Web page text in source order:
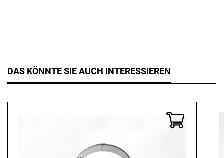
DAS KÖNNTE SIE AUCH INTERESSIEREN